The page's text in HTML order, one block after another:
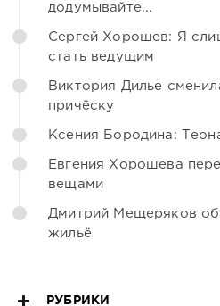
додумывайте...
Сергей Хорошев: Я
стать ведущим
Виктория Дилье
причёску
Ксения Бородина:
Евгения Хорошева
вещами
Дмитрий Мещеряков
жильё
РУБРИКИ